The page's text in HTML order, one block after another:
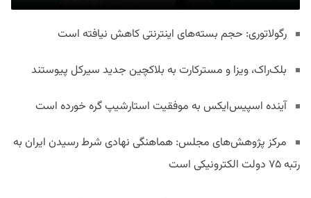
رگولاتوری: حجم بسته‌های اینترنتی کاهش نیافته است
بلک‌راک، ویزا و مسترکارت به بلاکچین جدید سیرکل پیوستند
آینده اسپیس‌ایکس به موفقیت استارشیپ گره خورده است
مرکز پژوهش‌های مجلس: هماهنگی نهادی شرط رسیدن ایران به
رتبه ۷۵ دولت الکترونیکی است